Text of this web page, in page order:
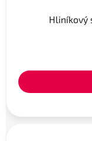
Hliníkový